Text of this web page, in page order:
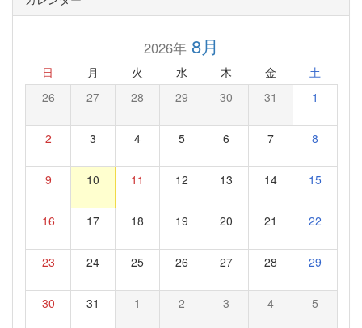
2026年8月
日 月 火 水 木 金 土
26 27 28 29 30 31 1
2 3 4 5 6 7 8
9 10 11 12 13 14 15
16 17 18 19 20 21 22
23 24 25 26 27 28 29
30 31 1 2 3 4 5